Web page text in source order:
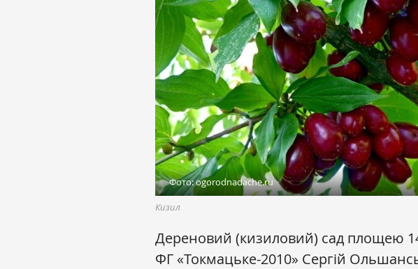
Фото: ogorodnadache.ru
Кизил
Дереновий (кизиловий) сад площею
ФГ «Токмацьке-2010» Сергій